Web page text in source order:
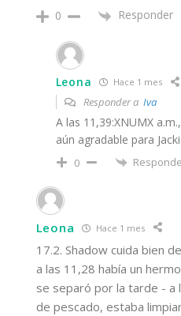
0 Responder
Leona Hace 1 mes
Responder a Iva
A las 11,39:XNUMX
aún agradable para
0
Leona Hace 1 mes
17.2. Shadow cuida bien
a las 11,28 había un
se separó por la tarde -
de pescado, estaba